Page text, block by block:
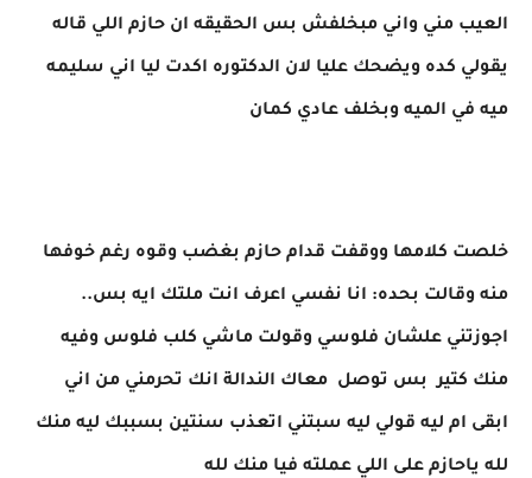
العيب مني واني مبخلفش بس الحقيقه ان حازم اللي قاله
يقولي كده ويضحك عليا لان الدكتوره اكدت ليا اني سليمه
ميه في الميه وبخلف عادي كمان
خلصت كلامها ووقفت قدام حازم بغضب وقوه رغم خوفها
منه وقالت بحده: انا نفسي اعرف انت ملتك ايه بس..
اجوزتني علشان فلوسي وقولت ماشي كلب فلوس وفيه
منك كتير بس توصل معاك الندالة انك تحرمني من اني
ابقى ام ليه قولي ليه سبتني اتعذب سنتين بسببك ليه منك
لله ياحازم على اللي عملته فيا منك لله